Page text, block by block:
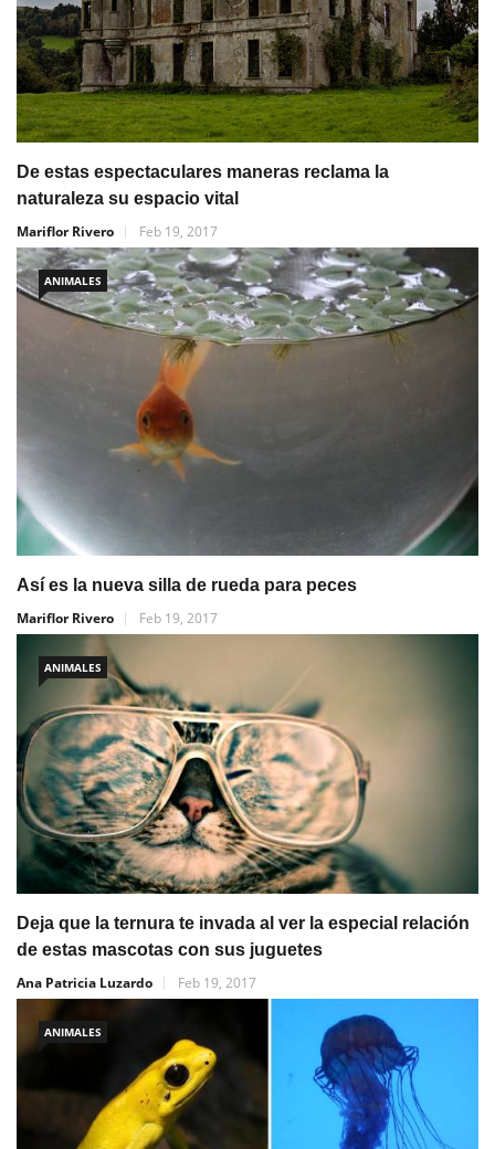
De estas espectaculares maneras reclama la
naturaleza su espacio vital
Mariflor Rivero
Feb 19, 2017
ANIMALES
Así es la nueva silla de rueda para peces
Mariflor Rivero
Feb 19, 2017
ANIMALES
Deja que la ternura te invada al ver la especial relación
de estas mascotas con sus juguetes
Ana Patricia Luzardo
Feb 19, 2017
ANIMALES